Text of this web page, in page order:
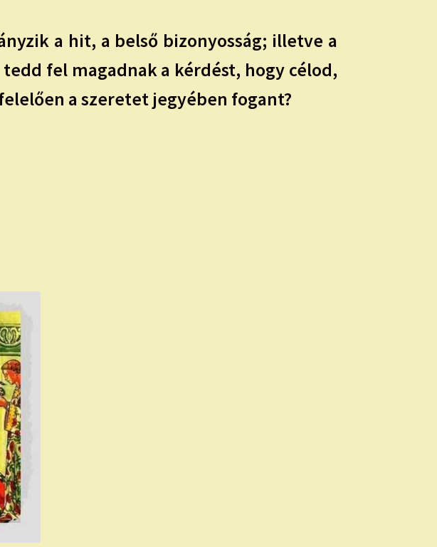
a hit, a belső bizonyosság; illetve a
fel magadnak a kérdést, hogy célod,
a szeretet jegyében fogant?